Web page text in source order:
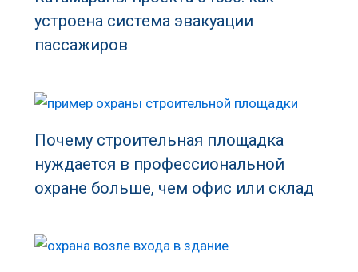
устроена система эвакуации
пассажиров
Почему строительная площадка
нуждается в профессиональной
охране больше, чем офис или склад